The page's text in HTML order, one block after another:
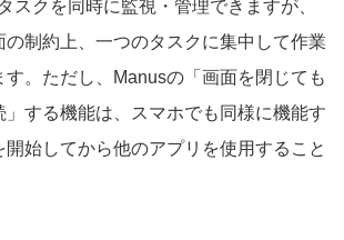
スクを同時に監視・管理できますが、
の制約上、一つのタスクに集中して作業
。ただし、Manusの「画面を閉じても
」する機能は、スマホでも同様に機能す
開始してから他のアプリを使用すること